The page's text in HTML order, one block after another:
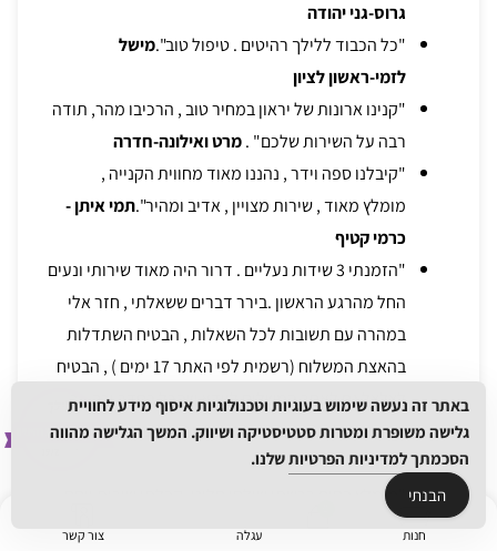
גרוס-גני יהודה
"כל הכבוד ללילך רהיטים . טיפול טוב".מישל
לזמי-ראשון לציון
"קנינו ארונות של יראון במחיר טוב , הרכיבו מהר, תודה
רבה על השירות שלכם" .מרט ואילונה-חדרה
"קיבלנו ספה וידר , נהננו מאוד מחווית הקנייה ,
מומלץ מאוד , שירות מצויין , אדיב ומהיר".תמי איתן -
כרמי קטיף
"הזמנתי 3 שידות נעליים . דרור היה מאוד שירותי ונעים
החל מהרגע הראשון .בירר דברים ששאלתי , חזר אלי
במהרה עם תשובות לכל השאלות , הבטיח השתדלות
בהאצת המשלוח (רשמית לפי האתר 17 ימים ) , הבטיח
לצלצל גם לאחר המשלוח לוודא שהכל בסדר וכך אכן
היה .המשלוח הגיע תוך פחות משבוע ".מירב קדם -
שוהם .
"מומלץ בחום רכשתי שולחן סלוני ,קבלתי שירות ויחס
נהדר מדרור הזמנתי את השולחן בבוקר ובערב זה כברחנות עגלה צור קשר
באתר זה נעשה שימוש בעוגיות וטכנולוגיות איסוף מידע לחוויית
גלישה משופרת ומטרות סטטיסטיקה ושיווק. המשך הגלישה מהווה
הסכמתךלמדיניות הפרטיותשלנו.
הבנתי